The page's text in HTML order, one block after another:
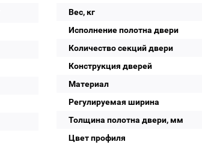
Вес, кг
Исполнение полотна двери
Количество секций двери
Конструкция дверей
Материал
Регулируемая ширина
Толщина полотна двери, мм
Цвет профиля